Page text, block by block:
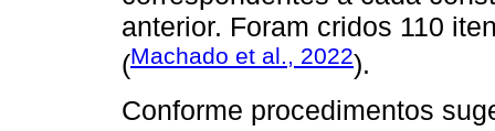
anterior. Foram cridos 110
(Machado et al., 2022).
Conforme procedimentos